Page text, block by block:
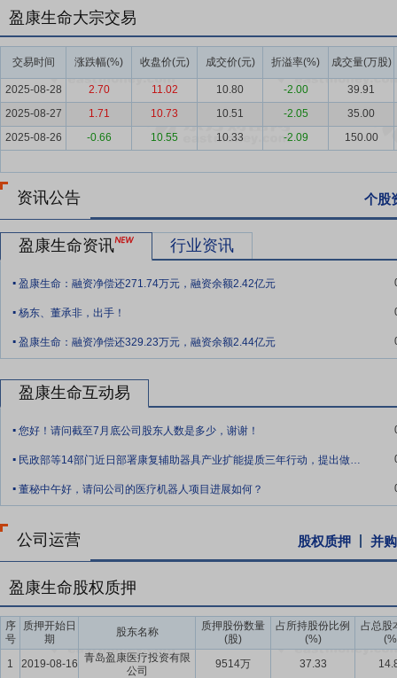
基层医疗设备更新带来的需求，以及国内产业链技术创新带来的产品
理无呕示范病房，先后获评中国临床肿瘤学会（CSCO）“省市级肿瘤
登2025届艾力彼社会办医肿瘤医院标杆医院第五名。同时，报告期内
12篇，学术影响力持续扩大。
“AI肿瘤全周期管理生态平台”，围绕肿瘤垂直领域整合多方优势资源
同时公司引入国家昌平实验室刘河生教授脑疾病精准诊疗领域的先进
要点10：AI赋能的主动健康生态平台
公司不断探索AI在医疗领域的
诸多数智化能力依托于海尔集团和盈康一生的技术平台；另一方面，
型机构，积极开展深度合作。通过与联影医疗、科大讯飞等企业的合
要点11： 技术壁垒及研发创新优势
报告期内，公司通过资源整合，
落地，同时围绕四大场景积极与首都医科大学、深圳湾实验室等国内
共享和技术交流，加速了研发成果的转化。报告期内，公司新增专利
丰富的产品体系优势
报告期内公司产品丰富度进一步提升
治疗场景，为肿瘤预诊治康关键场景、关键设备提供综合解决方案。
要点13：全场景数智化服务能力
围绕医疗器械稳定性、安全性、数
要点14：质量管理和智能制造体系
预防、设计控制等模块，实现产品质量一致性和全程可追溯，并形成
要点15：与专业投资机构共同投资
2023年2月10日公司对外公告,盈
(有限合伙)(以下简称“海创共赢”)、天津海河百川股权投资基金企业(
佰盈股权投资基金合伙企业(有限合伙)”(暂定名,最终以工商行政管理机
缴出资额为人民币2.5亿元(最终规模以实际募集金额为准),分两期募
盈康生命大宗交易
交易时间 涨跌幅(%) 收盘价(元) 成交价(元) 折溢率(%) 成交量(万股)
2025-08-28 2.70 11.02 10.80 -2.00
39.91
2025-08-27
1.71 10.73 10.51 -2.05
35.00
2025-08-26
-0.66 10.55 10.33 -2.09 150.00
资讯公告 个股
盈康生命资讯 行业资讯
. 盈康生命：融资净偿还271.74万元，融资余额2.42亿元
. 杨东、董承非，出手！
. 盈康生命：融资净偿还329.23万元，融资余额2.44亿元
盈康生命互动易
. 您好！请问截至7月底公司股东人数是多少，谢谢！
. 民政部等14部门近日部署康复辅助器具产业扩能提质三年行动，提出做强做优做大脑机接
. 董秘中午好，请问公司的医疗机器人项目进展如何？
公司运营 股权质押 并
盈康生命股权质押
序
号
质押开始日
期
股东名称
质押股份数量
(股)
占所持股份比例
(%)
占总股
1
2019-08-16 青岛盈康医疗投资有限
公司
9514万 37.33